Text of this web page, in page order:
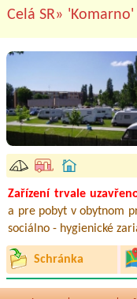
Celá SR» 'Komarno'
Zařízení trvale
a pre pobyt v obytnom
sociálno - hygienické
Schránka